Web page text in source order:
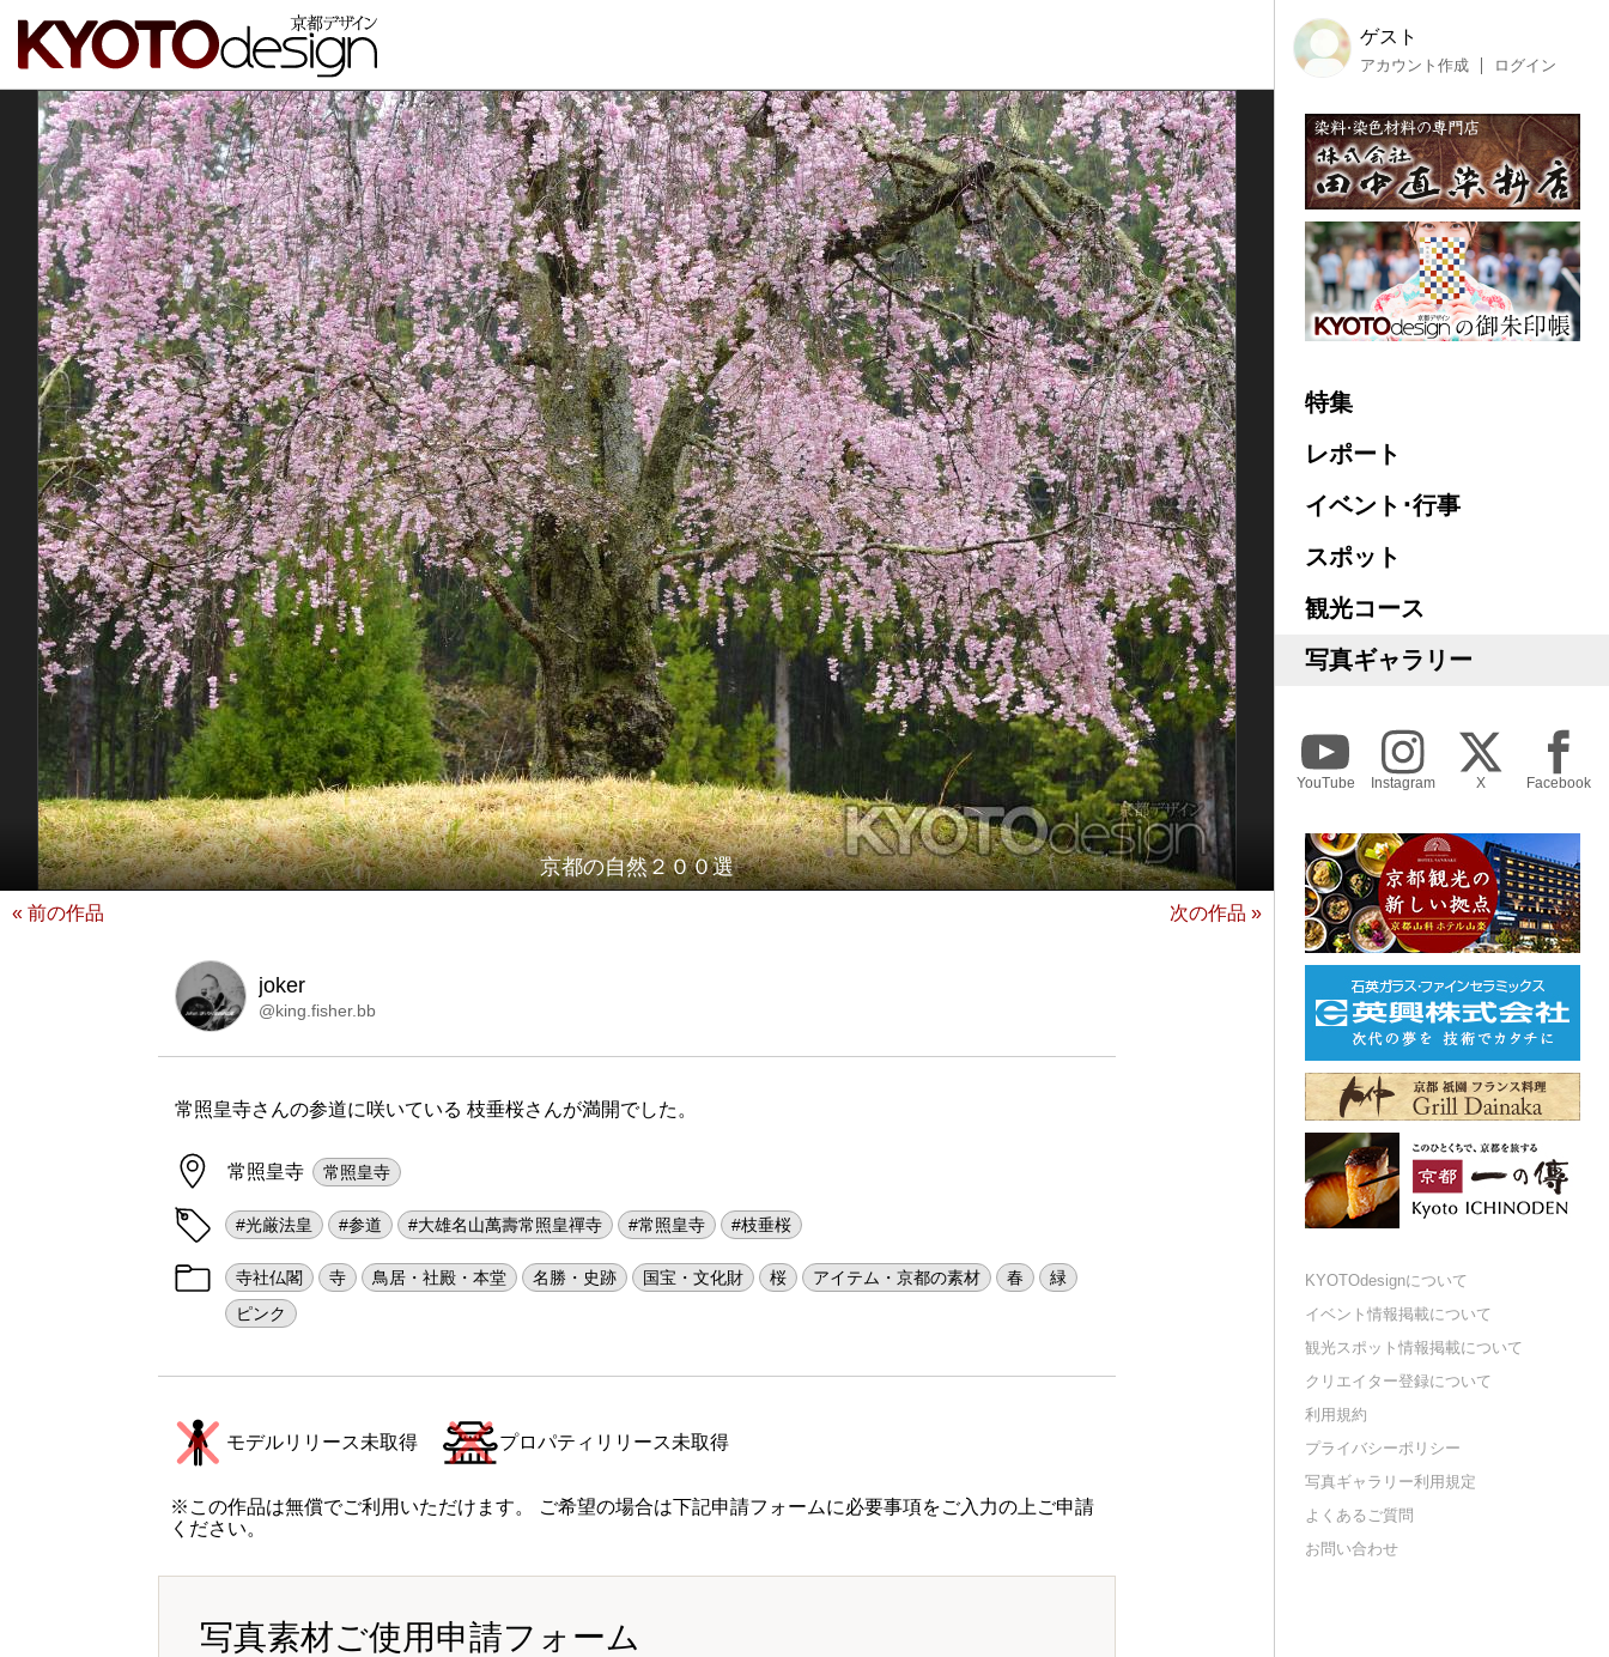
京都の自然２００選
« 前の作品 次の作品 »
joker
@king.fisher.bb
常照皇寺さんの参道に咲いている 枝垂桜さんが満開でした。
常照皇寺 常照皇寺
#光厳法皇 #参道 #大雄名山萬壽常照皇禪寺 #常照皇寺 #枝垂桜
寺社仏閣 寺 鳥居・社殿・本堂 名勝・史跡 国宝・文化財 桜 アイテム・京都の素材 春
緑
ピンク
モデルリリース未取得 プロパティリリース未取得
※この作品は無償でご利用いただけます。 ご希望の場合は下記申請フォームに必要事項をご入力の上ご申請
ください。
写真素材ご使用申請フォーム
ゲスト
アカウント作成 ログイン
特集
レポート
イベント･行事
スポット
観光コース
写真ギャラリー
YouTube Instagram X Facebook
KYOTOdesignについて
イベント情報掲載について
観光スポット情報掲載について
クリエイター登録について
利用規約
プライバシーポリシー
写真ギャラリー利用規定
よくあるご質問
お問い合わせ